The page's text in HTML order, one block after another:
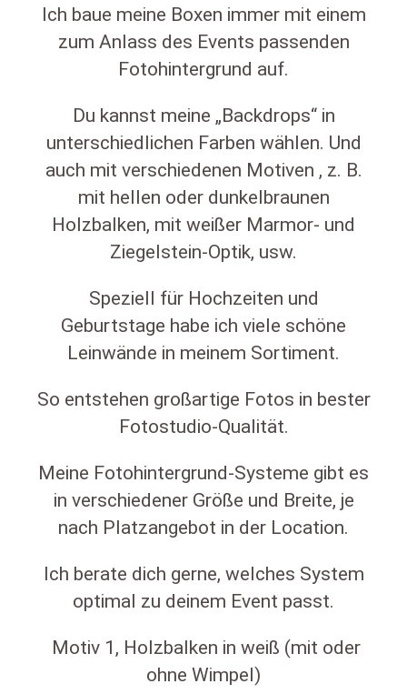
Ich baue meine Boxen immer mit einem
zum Anlass des Events passenden
Fotohintergrund auf.
Du kannst meine „Backdrops“ in
unterschiedlichen Farben wählen. Und
auch mit verschiedenen Motiven , z. B.
mit hellen oder dunkelbraunen
Holzbalken, mit weißer Marmor- und
Ziegelstein-Optik, usw.
Speziell für Hochzeiten und
Geburtstage habe ich viele schöne
Leinwände in meinem Sortiment.
So entstehen großartige Fotos in bester
Fotostudio-Qualität.
Meine Fotohintergrund-Systeme gibt es
in verschiedener Größe und Breite, je
nach Platzangebot in der Location.
Ich berate dich gerne, welches System
optimal zu deinem Event passt.
Motiv 1, Holzbalken in weiß (mit oder
ohne Wimpel)